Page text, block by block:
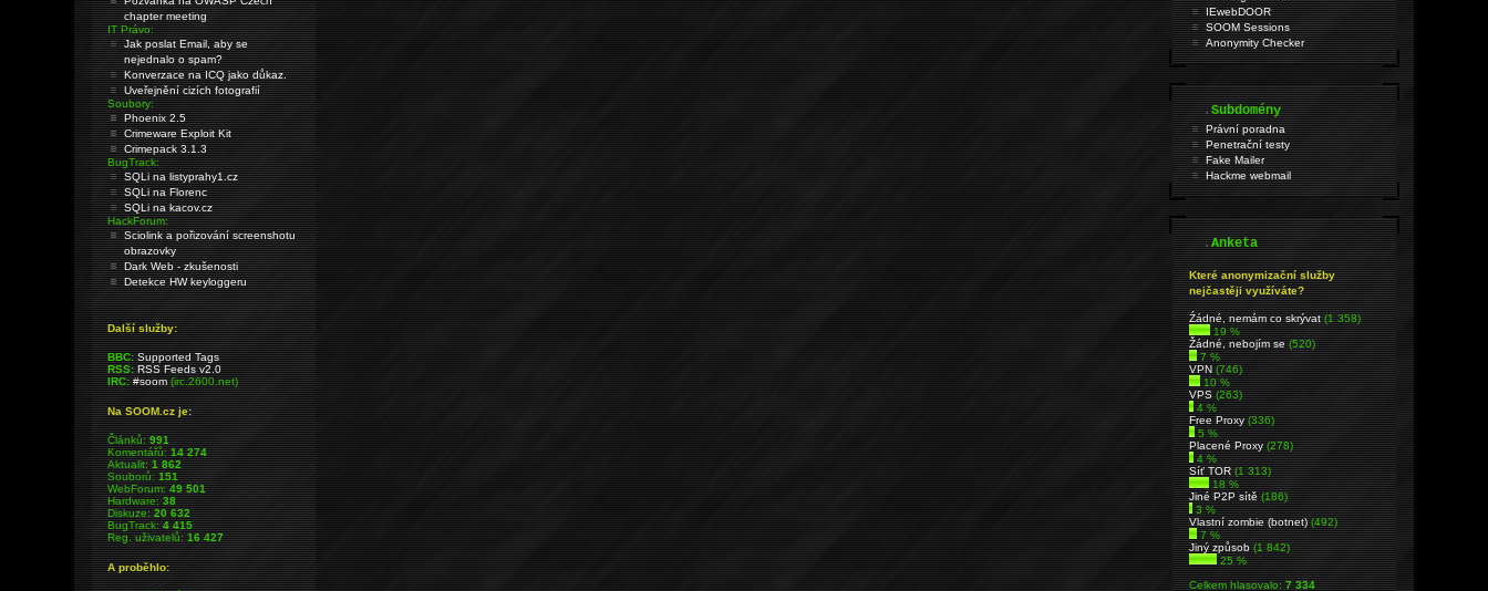
chapter meeting
IT Právo:
Jak poslat Email, aby se
nejednalo o spam?
Konverzace na ICQ jako důkaz.
Uveřejnění cizích fotografií
Soubory:
Phoenix 2.5
Crimeware Exploit Kit
Crimepack 3.1.3
BugTrack:
SQLi na listyprahy1.cz
SQLi na Florenc
SQLi na kacov.cz
HackForum:
Sciolink a pořizování screenshotu
obrazovky
Dark Web - zkušenosti
Detekce HW keyloggeru
Další služby:
BBC: Supported Tags
RSS: RSS Feeds v2.0
IRC: #soom(irc.2600.net)
Na SOOM.cz je:
Článků:991
Komentářů:14 274
Aktualit:1 862
Souborů:151
WebForum:49 501
Hardware:38
Diskuze:20 632
BugTrack:4 415
Reg. uživatelů:16 427
A proběhlo:
IEwebDOOR
SOOM Sessions
Anonymity Checker
.Subdomény
Právní poradna
Penetrační testy
Fake Mailer
Hackme webmail
.Anketa
Které anonymizační služby
nejčastěji využíváte?
Źádné, nemám co skrývat(1 358)
19 %
Žádné, nebojím se(520)
7 %
VPN(746)
10 %
VPS(263)
4 %
Free Proxy(336)
5 %
Placené Proxy(278)
4 %
Síť TOR(1 313)
18 %
Jiné P2P sítě(186)
3 %
Vlastní zombie (botnet)(492)
7 %
Jiný způsob(1 842)
25 %
Celkem hlasovalo:7 334